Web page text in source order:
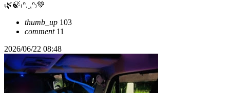
🌿🍃₍ᐢ. ̫.ᐢ₎💚
thumb_up 103
comment11
2026/06/22 08:48